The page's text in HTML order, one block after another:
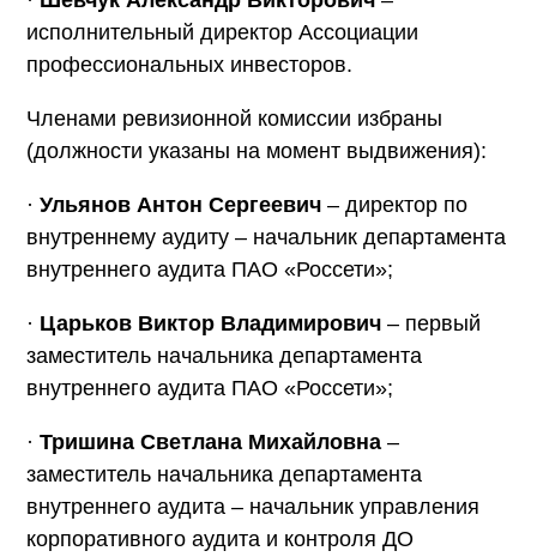
исполнительный директор Ассоциации
профессиональных инвесторов.
Членами ревизионной комиссии избраны
(должности указаны на момент выдвижения):
· Ульянов Антон Сергеевич – директор по
внутреннему аудиту – начальник департамента
внутреннего аудита ПАО «Россети»;
· Царьков Виктор Владимирович – первый
заместитель начальника департамента
внутреннего аудита ПАО «Россети»;
· Тришина Светлана Михайловна –
заместитель начальника департамента
внутреннего аудита – начальник управления
корпоративного аудита и контроля ДО